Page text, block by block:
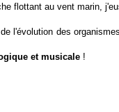
flottant au vent marin,
l'évolution des
et musicale !